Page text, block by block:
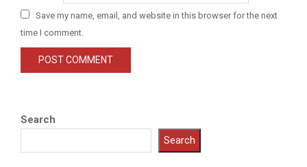
Save my name, email, and website in this browser for the next
time I comment.
Search
Search